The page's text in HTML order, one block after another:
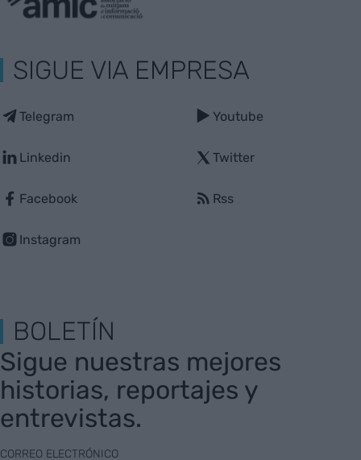
SIGUE VIA EMPRESA
Telegram
Linkedin
Facebook
Instagram
Youtube
Twitter
Rss
BOLETÍN
Sigue nuestras mejores
historias, reportajes y
entrevistas.
CORREO ELECTRÓNICO